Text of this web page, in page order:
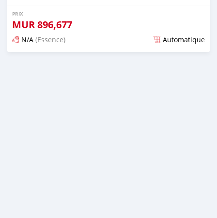
PRIX
MUR896,677
N/A (Essence) Automatique